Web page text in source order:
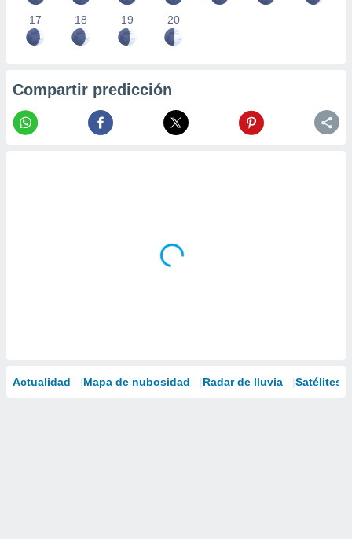
17 18 19 20
Compartir predicción
Actualidad Mapa de nubosidad Radar de lluvia Satélites